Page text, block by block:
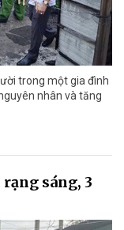
trong một gia đình
nhân và tăng
sáng, 3